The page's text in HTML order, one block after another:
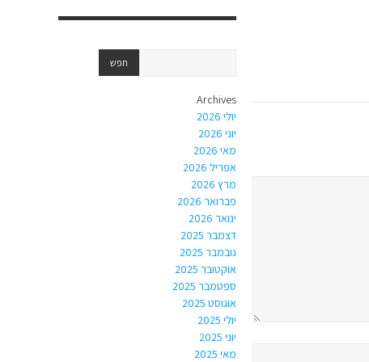
Archives
יולי 2026
יוני 2026
מאי 2026
אפריל 2026
מרץ 2026
פברואר 2026
ינואר 2026
דצמבר 2025
נובמבר 2025
אוקטובר 2025
ספטמבר 2025
אוגוסט 2025
יולי 2025
יוני 2025
מאי 2025